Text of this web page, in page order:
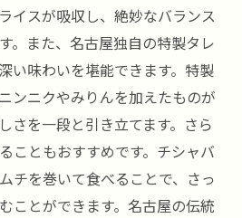
イスが吸収し、絶妙なバランス
。また、名古屋独自の特製タレ
い味わいを堪能できます。特製
ンニクやみりんを加えたものが
さを一段と引き立てます。さら
こともおすすめです。チシャバ
チを巻いて食べることで、さっ
ことができます。名古屋の伝統